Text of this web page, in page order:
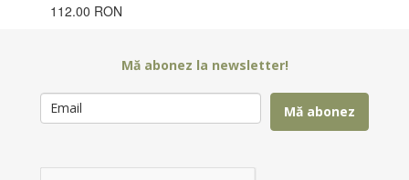
112.00 RON
Mă abonez la newsletter!
Mă abonez